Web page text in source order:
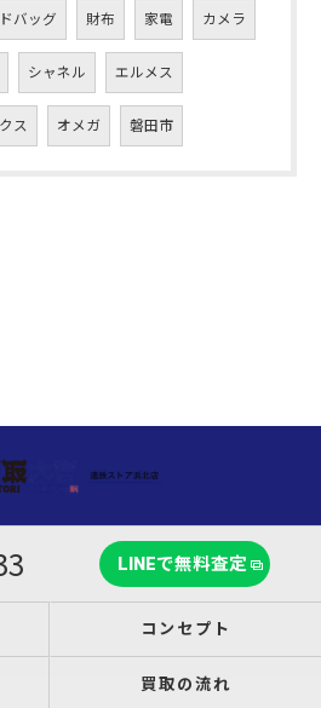
バッグ 財布 家電 カメラ
シャネル エルメス
ス オメガ 磐田市
LINEで無料査定
コンセプト
買取の流れ